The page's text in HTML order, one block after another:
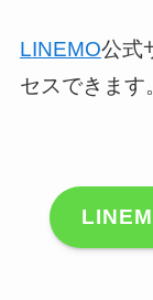
LINEMO公式
セスできます